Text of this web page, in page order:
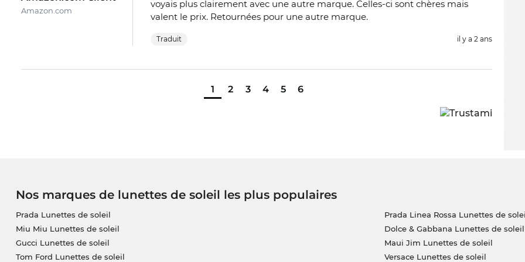
Amazon.com
voyais plus clairement avec une autre marque. Celles-ci sont chères mais
valent le prix. Retournées pour une autre marque.
Traduit il y a 2 ans
1 2 3 4 5 6
Nos marques de lunettes de soleil les plus populaires
Prada Lunettes de soleil
Miu Miu Lunettes de soleil
Gucci Lunettes de soleil
Tom Ford Lunettes de soleil
Prada Linea Rossa Lunettes de
Dolce & Gabbana Lunettes de soleil
Maui Jim Lunettes de soleil
Versace Lunettes de soleil